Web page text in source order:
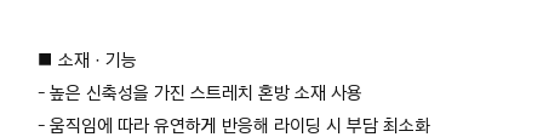
■ 소재 · 기능
- 높은 신축성을 가진 스트레치 혼방 소재 사용
- 움직임에 따라 유연하게 반응해 라이딩 시 부담 최소화